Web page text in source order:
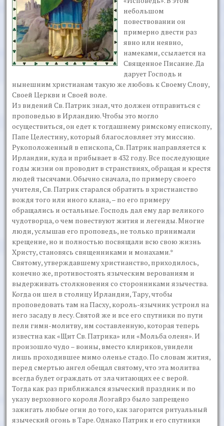
небольшом
повествовании он
примерно двести раз
явно или неявно,
намеками, ссылается на
Священное Писание. Да
дарует Господь и
нынешним христианам такую же любовь к Своему Слову,
Своей Церкви и Своей воле.
Из видений Св. Патрик знал, что должен отправиться с
проповедью в Ирландию. Чтобы это могло
осуществиться, он едет к тогдашнему римскому епископу,
Папе Целестину, который благословляет эту миссию.
Рукоположенный в епископа, Св. Патрик направляется к
Ирландии, куда и прибывает в 432 году. Все последующие
годы жизни он проводит в странствиях, обращая и крестя
людей тысячами. Обычно сначала, по примеру своего
учителя, Св. Патрик старался обратить в христианство
вождя того или иного клана, – по его примеру
обращались и остальные. Господь дал ему дар великого
чудотворца, о чем повествуют жития и легенды. Многие
люди, услышав его проповедь, не только принимали
крещение, но и полностью посвящали всю свою жизнь
Христу, становясь священниками и монахами.*
Святому, утверждавшему христианство, приходилось,
конечно же, противостоять языческим верованиям и
выдерживать столкновения со сторонниками язычества.
Когда он шел в столицу Ирландии, Тару, чтобы
проповедовать там на Пасху, король-язычник устроил на
него засаду в лесу. Святой же и все его спутники по пути
пели гимн-молитву, им составленную, которая теперь
известна как «Щит Св. Патрика» или «Мольба оленя». И
произошло чудо – воины, вместо клириков, увидели
лишь проходившее мимо оленье стадо. По словам жития,
перед смертью ангел обещал святому, что эта молитва
всегда будет ограждать от зла читающих ее с верой.
Тогда как раз приближался языческий праздник и по
указу верховного короля Лоэгайрэ было запрещено
зажигать любые огни до того, как загорится ритуальный
языческий огонь в Таре. Однако Патрик и его спутники